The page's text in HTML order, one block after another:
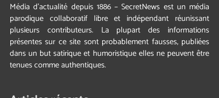
Média d’actualité depuis 1886 – SecretNews est un média
parodique collaboratif libre et indépendant réunissant
plusieurs contributeurs. La plupart des informations
présentes sur ce site sont probablement fausses, publiées
dans un but satirique et humoristique elles ne peuvent être
tenues comme authentiques.